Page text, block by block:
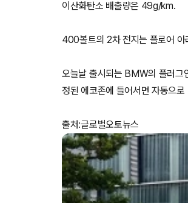
이산화탄소 배출량은 49g/km.
400볼트의 2차 전지는 플로어
오늘날 출시되는 BMW의 플러
정된 에코존에 들어서면 자동으
출처:글로벌오토뉴스